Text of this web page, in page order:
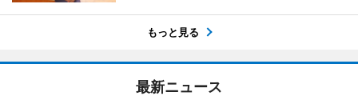
もっと見る
最新ニュース